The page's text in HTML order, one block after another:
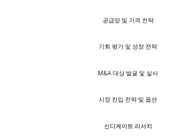
공급망 및 가격 전략
기회 평가 및 성장 전략
M&A 대상 발굴 및 실사
시장 진입 전략 및 옵션
신디케이트 리서치